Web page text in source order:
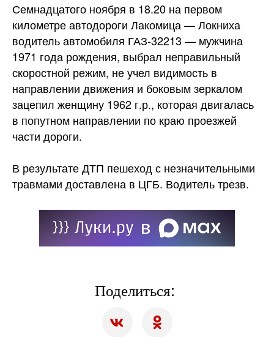
Семнадцатого ноября в 18.20 на первом
километре автодороги Лакомица — Локниха
водитель автомобиля ГАЗ-32213 — мужчина
1971 года рождения, выбрал неправильный
скоростной режим, не учел видимость в
направлении движения и боковым зеркалом
зацепил женщину 1962 г.р., которая двигалась
в попутном направлении по краю проезжей
части дороги.
В результате ДТП пешеход с незначительными
травмами доставлена в ЦГБ. Водитель трезв.
Поделиться: